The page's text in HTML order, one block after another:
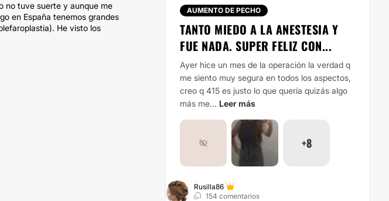
no tuve suerte y aunque me
en España tenemos grandes
He visto los
AUMENTO DE PECHO
TANTO MIEDO A LA ANESTESIA Y
FUE NADA. SUPER FELIZ CON...
Ayer hice un mes de la operación la verdad q
me siento muy segura en todos los aspectos,
creo q 415 es justo lo que quería quizás algo
más me... Leer más
+8
Rusilla86
154 comentarios